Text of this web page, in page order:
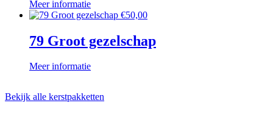
Meer informatie
€50,00
79 Groot gezelschap
Meer informatie
Bekijk alle kerstpakketten